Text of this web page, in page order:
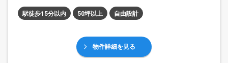
駅徒歩15分以内 50坪以上 自由設計
物件詳細を見る